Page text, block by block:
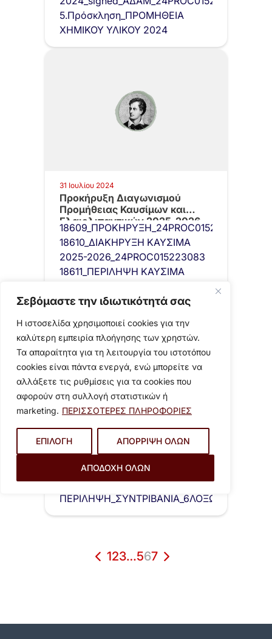
Σεβόμαστε την ιδιωτικότητά σας
Η ιστοσελίδα χρησιμοποιεί cookies για την
καλύτερη εμπειρία πλοήγησης των χρηστών.
Τα απαραίτητα για τη λειτουργία του ιστοτόπου
cookies είναι πάντα ενεργά, ενώ μπορείτε να
αλλάξετε τις ρυθμίσεις για τα cookies που
αφορούν στη συλλογή στατιστικών ή
marketing. ΠΕΡΙΣΣΟΤΕΡΕΣ ΠΛΗΡΟΦΟΡΙΕΣ
ΕΠΙΛΟΓΗ ΑΠΟΡΡΙΨΗ ΟΛΩΝ
ΑΠΟΔΟΧΗ ΟΛΩΝ
5.Πρόσκληση_ΠΡΟΜΗΘΕΙΑ
ΧΗΜΙΚΟΥ ΥΛΙΚΟΥ 2024
31 Ιουλίου 2024
Προκήρυξη Διαγωνισμού
Προμήθειας Καυσίμων και
Ελαιολιπαντικών 2025-2026
18609_ΠΡΟΚΗΡΥΞΗ_24PROC015220783
18610_ΔΙΑΚΗΡΥΞΗ ΚΑΥΣΙΜΑ
2025-2026_24PROC015223083
18611_ΠΕΡΙΛΗΨΗ ΚΑΥΣΙΜΑ
23 Ιουλίου 2024
ΔΗΜΟΣΙΕΥΣΗ ΠΕΡΙΛΗΨΗ
ΔΙΑΓΩΝΙΣΜΟΥ: «ΣΥΝΤΗΡΗΣΗ
ΣΙΝΤΡΙΒΑΝΙΩΝ…
ΠΕΡΙΛΗΨΗ_ΣΥΝΤΡΙΒΑΝΙΑ_6ΛΟΞΩ9Ε-7Ι7
123…567